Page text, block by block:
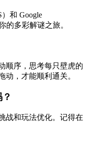
和 Google
的多彩解谜之旅。
顺序，思考每只壁虎的
动，才能顺利通关。
战和玩法优化。记得在